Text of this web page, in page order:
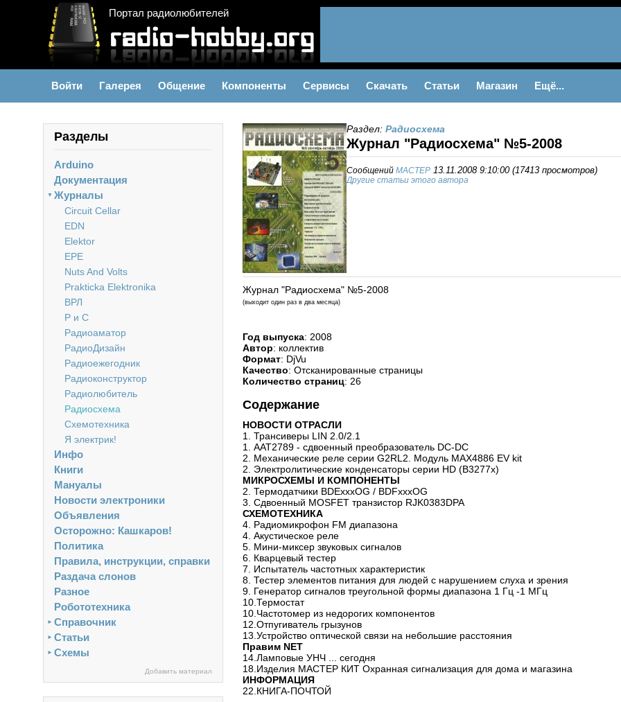
Портал радиолюбителей
Войти Галерея Общение Компоненты Сервисы Скачать Статьи Магазин Ещё...
Разделы
Arduino
Документация
Журналы
▼
Circuit Cellar
EDN
Elektor
EPE
Nuts And Volts
Prakticka Elektronika
ВРЛ
Р и С
Радиоаматор
РадиоДизайн
Радиоежегодник
Радиоконструктор
Радиолюбитель
Радиосхема
Схемотехника
Я электрик!
Инфо
Книги
Мануалы
Новости электроники
Объявления
Осторожно: Кашкаров!
Политика
Правила, инструкции, справки
Раздача слонов
Разное
Робототехника
Справочник
►
Статьи
►
Схемы
►
Добавить материал
Раздел: Радиосхема
Журнал "Радиосхема" №5-2008
Сообщений MACTEP 13.11.2008 9:10:00 (17413 просмотров)
Другие статьи этого автора
Журнал "Радиосхема" №5-2008
(выходит один раз в два месяца)
Год выпуска: 2008
Автор: коллектив
Формат: DjVu
Качество: Отсканированные страницы
Количество страниц: 26
Содержание
НОВОСТИ ОТРАСЛИ
1. Трансиверы LIN 2.0/2.1
1. ААТ2789 - сдвоенный преобразователь DC-DC
2. Механические реле серии G2RL2. Модуль МАХ4886 EV kit
2. Электролитические конденсаторы серии HD (В3277х)
МИКРОСХЕМЫ И КОМПОНЕНТЫ
2. Термодатчики BDExxxOG / BDFxxxOG
3. Сдвоенный MOSFET транзистор RJK0383DPA
СХЕМОТЕХНИКА
4. Радиомикрофон FM диапазона
4. Акустическое реле
5. Мини-миксер звуковых сигналов
6. Кварцевый тестер
7. Испытатель частотных характеристик
8. Тестер элементов питания для людей с нарушением слуха и зрения
9. Генератор сигналов треугольной формы диапазона 1 Гц -1 МГц
10.Термостат
10.Частотомер из недорогих компонентов
12.Отпугиватель грызунов
13.Устройство оптической связи на небольшие расстояния
Правим NET
14.Ламповые УНЧ ... сегодня
18.Изделия МАСТЕР КИТ Охранная сигнализация для дома и магазина
ИНФОРМАЦИЯ
22.КНИГА-ПОЧТОЙ